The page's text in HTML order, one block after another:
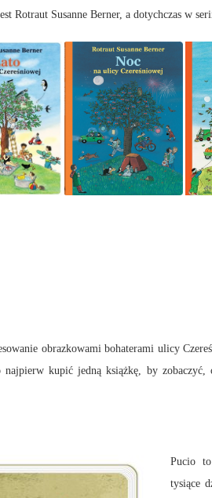
Rotraut Susanne Berner, a dotychczas w
obrazkowami bohaterami ulicy
kupić jedną książkę, by zobaczyć,
Pucio
tysiące